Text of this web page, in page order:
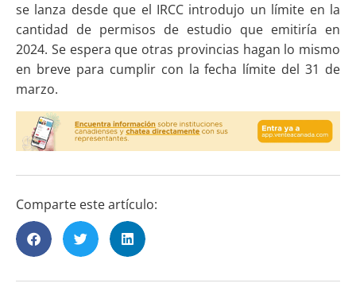
se lanza desde que el IRCC introdujo un límite en la
cantidad de permisos de estudio que emitiría en
2024. Se espera que otras provincias hagan lo mismo
en breve para cumplir con la fecha límite del 31 de
marzo.
Comparte este artículo: